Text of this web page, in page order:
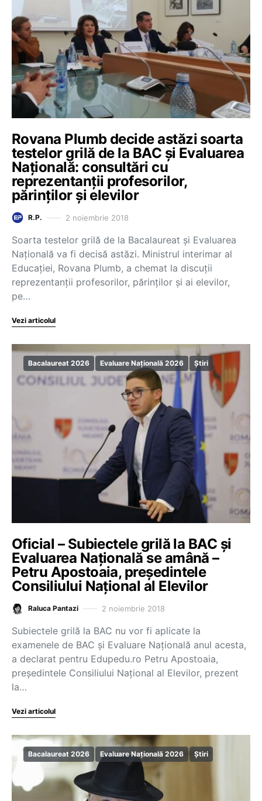
Rovana Plumb decide astăzi soarta
testelor grilă de la BAC și Evaluarea
Națională: consultări cu
reprezentanții profesorilor,
părinților și elevilor
R.P. 2 noiembrie 2018
Soarta testelor grilă de la Bacalaureat și Evaluarea
Națională va fi decisă astăzi. Ministrul interimar al
Educației, Rovana Plumb, a chemat la discuții
reprezentanții profesorilor, părinților și ai elevilor,
pe…
Vezi articolul
Bacalaureat 2026 Evaluare Națională 2026 Știri
Oficial – Subiectele grilă la BAC și
Evaluarea Națională se amână –
Petru Apostoaia, președintele
Consiliului Național al Elevilor
Raluca Pantazi 2 noiembrie 2018
Subiectele grilă la BAC nu vor fi aplicate la
examenele de BAC și Evaluare Națională anul acesta,
a declarat pentru Edupedu.ro Petru Apostoaia,
președintele Consiliului Național al Elevilor, prezent
la…
Vezi articolul
Bacalaureat 2026 Evaluare Națională 2026 Știri